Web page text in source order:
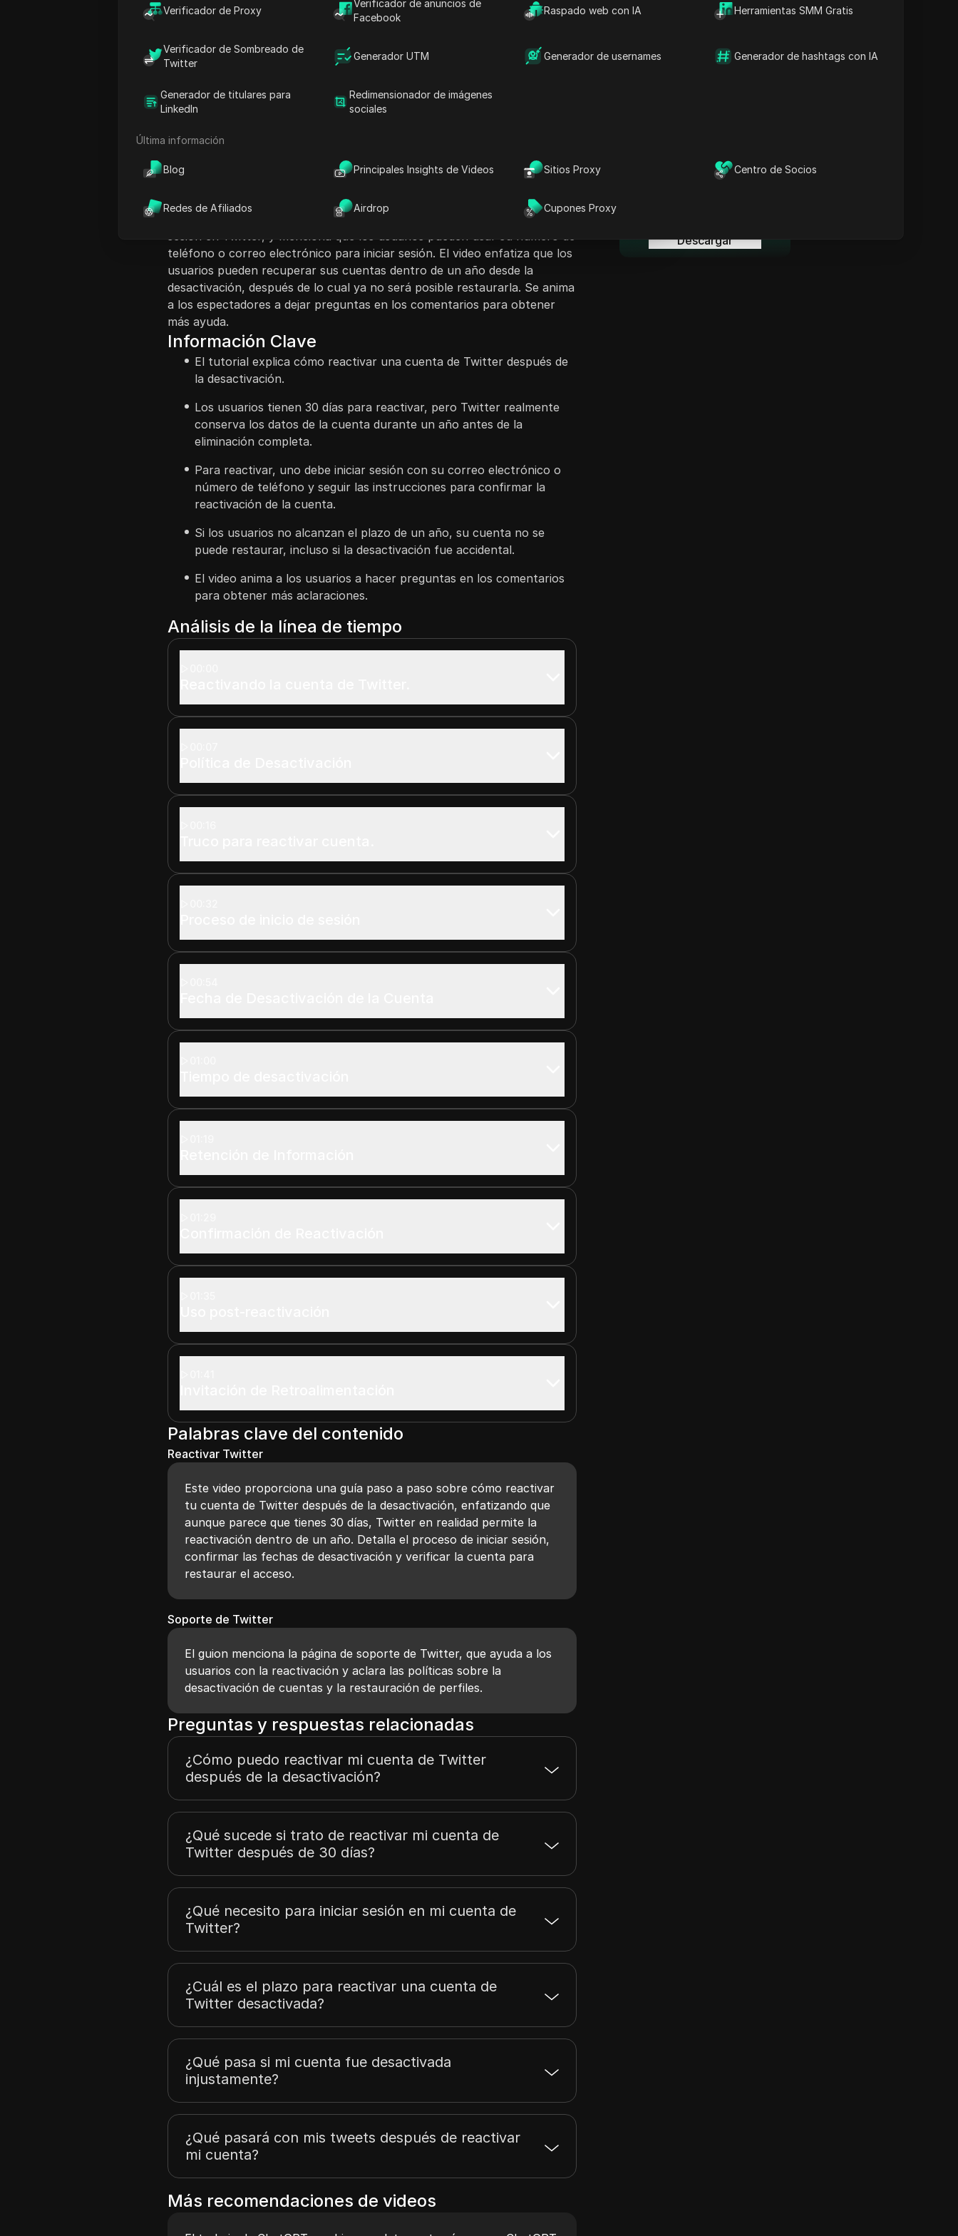
Verificador de Proxy
Verificador de anuncios de
Facebook
Raspado web con IA Herramientas SMM Gratis
Verificador de Sombreado de
Twitter
Generador UTM Generador de usernames Generador de hashtags con IA
Generador de titulares para
LinkedIn
Redimensionador de imágenes
sociales
Última información
Blog Principales Insights de Videos Sitios Proxy Centro de Socios
Redes de Afiliados Airdrop Cupones Proxy
Introducción al contenido
Hacer preguntas sobre esta página
Hacer preguntas sobre esta página
Este video proporciona una guía paso a paso sobre cómo reactivar una
la política estándar elimina la información de la cuenta después de 30
permitiendo a los usuarios un año completo para reactivar sus cuentas.
El anfitrión explica el proceso de reactivación, demostrando cómo iniciar
teléfono o correo electrónico para iniciar sesión. El video enfatiza que los
usuarios pueden recuperar sus cuentas dentro de un año desde la
desactivación, después de lo cual ya no será posible restaurarla. Se anima
a los espectadores a dejar preguntas en los comentarios para obtener
más ayuda.
Información Clave
El tutorial explica cómo reactivar una cuenta de Twitter después de
la desactivación.
Los usuarios tienen 30 días para reactivar, pero Twitter realmente
conserva los datos de la cuenta durante un año antes de la
eliminación completa.
Para reactivar, uno debe iniciar sesión con su correo electrónico o
número de teléfono y seguir las instrucciones para confirmar la
reactivación de la cuenta.
Si los usuarios no alcanzan el plazo de un año, su cuenta no se
puede restaurar, incluso si la desactivación fue accidental.
El video anima a los usuarios a hacer preguntas en los comentarios
para obtener más aclaraciones.
Análisis de la línea de tiempo
Palabras clave del contenido
Reactivar Twitter
Este video proporciona una guía paso a paso sobre cómo reactivar
tu cuenta de Twitter después de la desactivación, enfatizando que
aunque parece que tienes 30 días, Twitter en realidad permite la
reactivación dentro de un año. Detalla el proceso de iniciar sesión,
confirmar las fechas de desactivación y verificar la cuenta para
restaurar el acceso.
Soporte de Twitter
El guion menciona la página de soporte de Twitter, que ayuda a los
usuarios con la reactivación y aclara las políticas sobre la
desactivación de cuentas y la restauración de perfiles.
Preguntas y respuestas relacionadas
¿Cómo puedo reactivar mi cuenta de Twitter
después de la desactivación?
¿Qué sucede si trato de reactivar mi cuenta de
Twitter después de 30 días?
¿Qué necesito para iniciar sesión en mi cuenta de
Twitter?
¿Cuál es el plazo para reactivar una cuenta de
Twitter desactivada?
¿Qué pasa si mi cuenta fue desactivada
injustamente?
¿Qué pasará con mis tweets después de reactivar
mi cuenta?
Más recomendaciones de videos
Información Clave
Análisis de la línea de
Palabras clave del
El navegador anti-detección
DICloak mantiene la gestión
Descargar